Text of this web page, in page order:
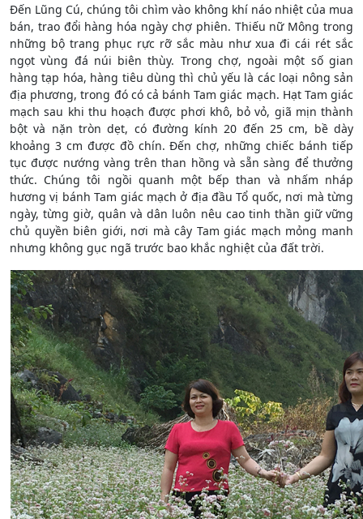
Đến Lũng Cú, chúng tôi chìm vào không khí náo nhiệt của mua
bán, trao đổi hàng hóa ngày chợ phiên. Thiếu nữ Mông trong
những bộ trang phục rực rỡ sắc màu như xua đi cái rét sắc
ngọt vùng đá núi biên thùy. Trong chợ, ngoài một số gian
hàng tạp hóa, hàng tiêu dùng thì chủ yếu là các loại nông sản
địa phương, trong đó có cả bánh Tam giác mạch. Hạt Tam giác
mạch sau khi thu hoạch được phơi khô, bỏ vỏ, giã mịn thành
bột và nặn tròn dẹt, có đường kính 20 đến 25 cm, bề dày
khoảng 3 cm được đồ chín. Đến chợ, những chiếc bánh tiếp
tục được nướng vàng trên than hồng và sẵn sàng để thưởng
thức. Chúng tôi ngồi quanh một bếp than và nhấm nháp
hương vị bánh Tam giác mạch ở địa đầu Tổ quốc, nơi mà từng
ngày, từng giờ, quân và dân luôn nêu cao tinh thần giữ vững
chủ quyền biên giới, nơi mà cây Tam giác mạch mỏng manh
nhưng không gục ngã trước bao khắc nghiệt của đất trời.